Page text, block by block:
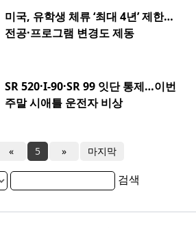
미국, 유학생 체류 ‘최대 4년’ 제한…
전공·프로그램 변경도 제동
SR 520·I-90·SR 99 잇단 통제…이번
주말 시애틀 운전자 비상
« 5 » 마지막
검색